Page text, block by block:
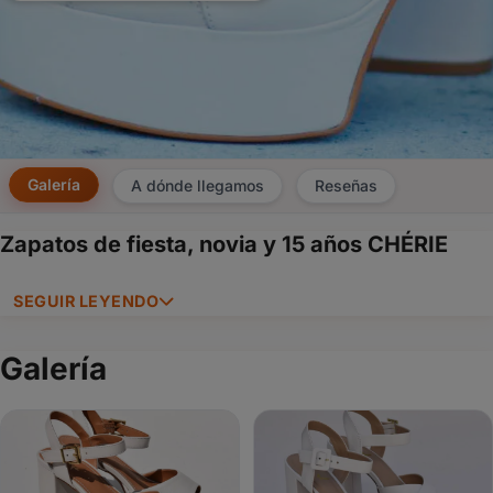
Galería A dónde llegamos Reseñas
Zapatos de fiesta, novia y 15 años CHÉRIE
SEGUIR LEYENDO
Galería
×
Consultar
tenés
Iniciá
sesión
aquí
para